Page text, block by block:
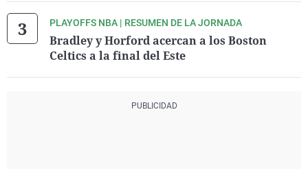
PLAYOFFS NBA | RESUMEN DE LA JORNADA
Bradley y Horford acercan a los Boston
Celtics a la final del Este